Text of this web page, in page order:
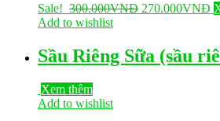
Sale! 300.000VNĐ 270.000VNĐ
Add to wishlist
Sầu Riêng Sữa (sầu
Xem thêm
Add to wishlist